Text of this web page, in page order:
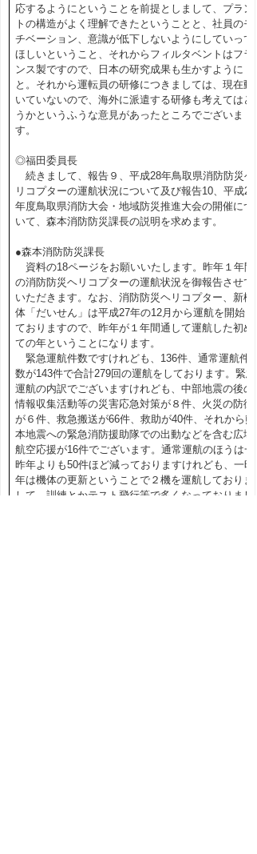
応するようにということを前提としまして、プラン
トの構造がよく理解できたということと、社員のモ
チベーション、意識が低下しないようにしていって
ほしいということ、それからフィルタベントはフラ
ンス製ですので、日本の研究成果も生かすように
と。それから運転員の研修につきましては、現在動
いていないので、海外に派遣する研修も考えてはど
うかというふうな意見があったところでございま
す。
◎福田委員長
続きまして、報告９、平成28年鳥取県消防防災ヘ
リコプターの運航状況について及び報告10、平成28
年度鳥取県消防大会・地域防災推進大会の開催につ
いて、森本消防防災課長の説明を求めます。
●森本消防防災課長
資料の18ページをお願いいたします。昨年１年間
の消防防災ヘリコプターの運航状況を御報告させて
いただきます。なお、消防防災ヘリコプター、新機
体「だいせん」は平成27年の12月から運航を開始し
ておりますので、昨年が１年間通して運航した初め
ての年ということになります。
緊急運航件数ですけれども、136件、通常運航件
数が143件で合計279回の運航をしております。緊急
運航の内訳でございますけれども、中部地震の後の
情報収集活動等の災害応急対策が８件、火災の防御
が６件、救急搬送が66件、救助が40件、それから熊
本地震への緊急消防援助隊での出動などを含む広域
航空応援が16件でございます。通常運航のほうは一
昨年よりも50件ほど減っておりますけれども、一昨
年は機体の更新ということで２機を運航しておりま
して、訓練とかテスト飛行等で多くなっておりまし